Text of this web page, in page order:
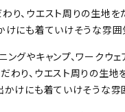
り、ウエスト周りの生地
けにも着ていけそうな雰囲
ングやキャンプ、ワークウ
わり、ウエスト周りの生
かけにも着ていけそうな雰